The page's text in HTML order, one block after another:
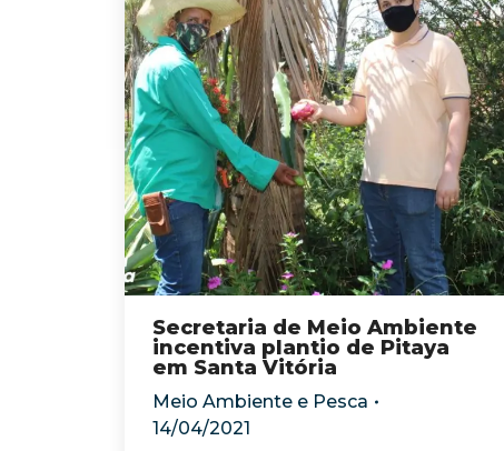
Secretaria de Meio Ambiente
incentiva plantio de Pitaya
em Santa Vitória
Meio Ambiente e Pesca
14/04/2021